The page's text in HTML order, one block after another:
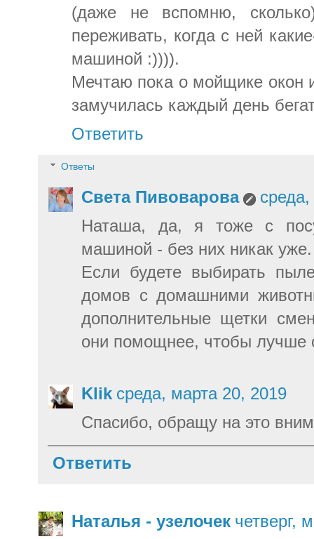
(даже не вспомню,
переживать, когда с ней
машиной :)))).
Мечтаю пока о мойщике окон
замучилась каждый день
Ответить
Ответы
Света Пивоварова
Наташа, да, я тоже с
машиной - без них никак уже.
Если будете выбирать
домов с домашними
дополнительные щетки
они помощнее, чтобы лучше
Klik среда, марта 20, 2019
Спасибо, обращу на это
Ответить
Наталья - узелочек четверг,